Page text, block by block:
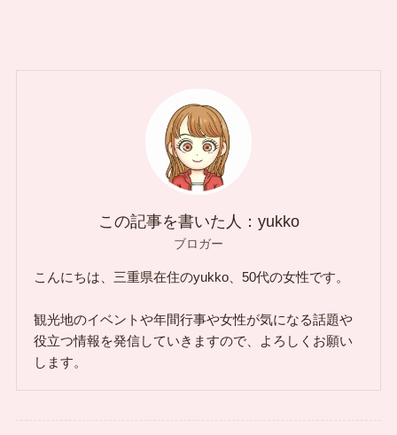
この記事を書いた人：yukko
ブロガー
こんにちは、三重県在住のyukko、50代の女性です。
観光地のイベントや年間行事や女性が気になる話題や
役立つ情報を発信していきますので、よろしくお願い
します。